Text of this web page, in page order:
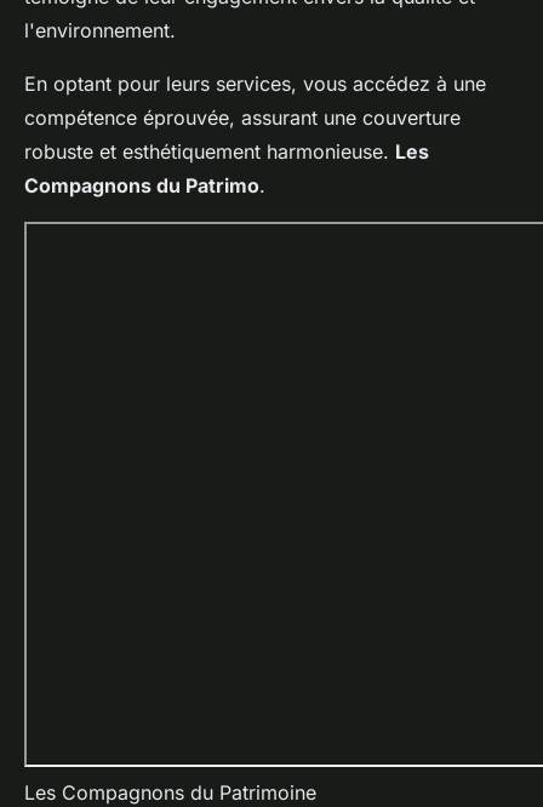
l'environnement.
En optant pour leurs services, vous accédez à une
compétence éprouvée, assurant une couverture
robuste et esthétiquement harmonieuse. Les
Compagnons du Patrimo.
Les Compagnons du Patrimoine